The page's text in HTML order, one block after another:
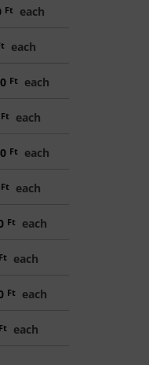
Ft each
each
Ft each
Ft each
Ft each
Ft each
Ft each
Ft each
Ft each
Ft each